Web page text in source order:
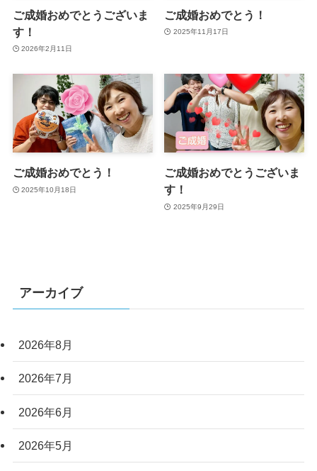
ご成婚おめでとうございま
す！
2026年2月11日
ご成婚おめでとう！
2025年11月17日
ご成婚おめでとう！
2025年10月18日
ご成婚おめでとうございま
す！
2025年9月29日
アーカイブ
2026年8月
2026年7月
2026年6月
2026年5月